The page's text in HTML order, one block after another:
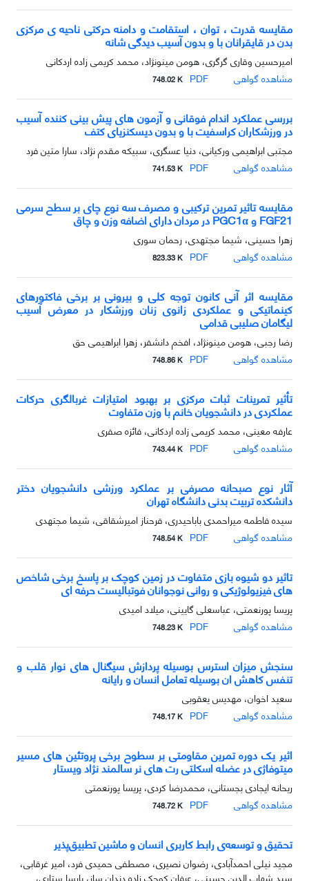
مقایسه قدرت ، توان ، استقامت و دامنه حرکتی ناحیه ی مرکزی
بدن در قایقرانان با و بدون آسیب دیدگی شانه
امیرحسین وقاری گرگری، هومن مینونژاد، محمد کریمی زاده اردکانی
مشاهده گواهی
PDF
748.02 K
بررسی عملکرد اندام فوقانی و آزمون های پیش بینی کننده آسیب
در ورزشکاران کراسفیت با و بدون دیسکنزیای کتف
مجتبی ابراهیمی ورکیانی، دنیا عسگری، سبیکه مقدم نژاد، سارا متین فرد
مشاهده گواهی
PDF
741.53 K
مقایسه تاثیر تمرین ترکیبی و مصرف سه نوع چای بر سطح سرمی
FGF21 و PGC1α در مردان دارای اضافه وزن و چاق
زهرا حسینی، شیما مجتهدی، رحمان سوری
مشاهده گواهی
PDF
823.33 K
مقایسه اثر آنی کانون توجه کلی و بیرونی بر برخی فاکتورهای
کینماتیکی و عملکردی زانوی زنان ورزشکار در معرض آسیب
لیگامان صلیبی قدامی
رضا رجبی، هومن مینونژاد، افخم دانشفر، زهرا ابراهیمی حق
مشاهده گواهی
PDF
748.86 K
تأثیر تمرینات ثبات مرکزی بر بهبود امتیازات غربالگری حرکات
عملکردی در دانشجویان خانم با وزن متفاوت
عارفه معینی، محمد کریمی زاده اردکانی، فائزه صفری
مشاهده گواهی
PDF
743.44 K
آثار نوع صبحانه مصرفی بر عملکرد ورزشی دانشجویان دختر
دانشکده تربیت بدنی دانشگاه تهران
سیده فاطمه میراحمدی باباحیدری، فرحناز امیرشقاقی، شیما مجتهدی
مشاهده گواهی
PDF
748.54 K
تاثیر دو شیوه بازی متفاوت در زمین کوچک بر پاسخ برخی شاخص
های فیزیولوژیکی و روانی نوجوانان فوتبالیست حرفه ای
پریسا پورنعمتی، عباسعلی گایینی، میلاد امیدی
مشاهده گواهی
PDF
748.23 K
سنجش میزان استرس بوسیله پردازش سیگنال های نوار قلب و
تنفس کاهش ان بوسیله تعامل انسان و رایانه
سعید اخوان، مهدیس یعقوبی
مشاهده گواهی
PDF
748.17 K
اثیر یک دوره تمرین مقاومتی بر سطوح برخی پروتئین های مسیر
میتوفاژی در عضله اسکلتی رت های نر سالمند نژاد ویستار
ریحانه ایجادی بجستانی، محمدرضا کردی، پریسا پورنعمتی
مشاهده گواهی
PDF
748.72 K
تحقیق و توسعه‌ی رابط کاربری انسان و ماشین تطبیق‌پذیر
مجید نیلی احمدآبادی، رضوان نصیری، مصطفی حمیدی فرد، امیر غرقابی،
سید شهاب الدین حسینی، عرفان کوچک زاده دندان ساز، پارسا ستاری،